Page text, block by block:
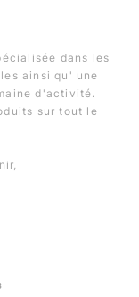
dans les
ainsi qu' une
d'activité.
sur tout le